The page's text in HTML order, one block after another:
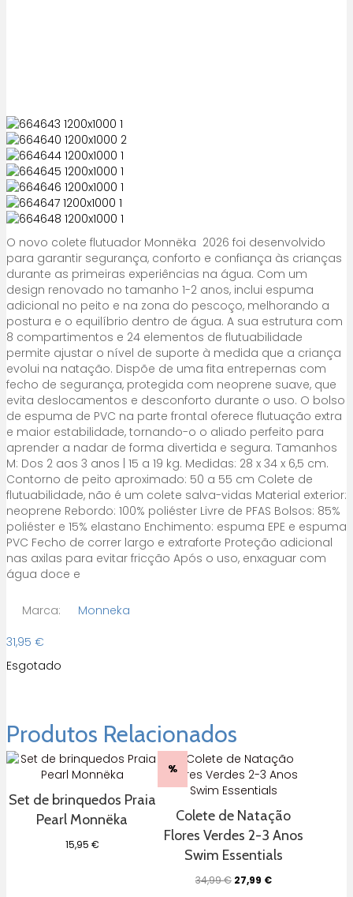
O novo colete flutuador Monnëka 2026 foi desenvolvido
para garantir segurança, conforto e confiança às crianças
durante as primeiras experiências na água. Com um
design renovado no tamanho 1-2 anos, inclui espuma
adicional no peito e na zona do pescoço, melhorando a
postura e o equilíbrio dentro de água. A sua estrutura com
8 compartimentos e 24 elementos de flutuabilidade
permite ajustar o nível de suporte à medida que a criança
evolui na natação. Dispõe de uma fita entrepernas com
fecho de segurança, protegida com neoprene suave, que
evita deslocamentos e desconforto durante o uso. O bolso
de espuma de PVC na parte frontal oferece flutuação extra
e maior estabilidade, tornando-o o aliado perfeito para
aprender a nadar de forma divertida e segura. Tamanhos
M: Dos 2 aos 3 anos | 15 a 19 kg. Medidas: 28 x 34 x 6,5 cm.
Contorno de peito aproximado: 50 a 55 cm Colete de
flutuabilidade, não é um colete salva-vidas Material exterior:
neoprene Rebordo: 100% poliéster Livre de PFAS Bolsos: 85%
poliéster e 15% elastano Enchimento: espuma EPE e espuma
PVC Fecho de correr largo e extraforte Proteção adicional
nas axilas para evitar fricção Após o uso, enxaguar com
água doce e
Marca:
Monneka
31,95 €
Esgotado
Produtos Relacionados
Set de brinquedos Praia
Pearl Monnëka
15,95 €
%
Colete de Natação
Flores Verdes 2-3 Anos
Swim Essentials
34,99€ O
27,99 €O